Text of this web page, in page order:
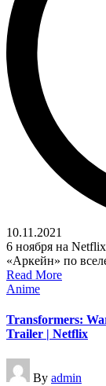
10.11.2021
6 ноября на
«Аркейн» по
Read More
Posted
Anime
Transformers:
Trailer | Netflix
Posted
by
By admin